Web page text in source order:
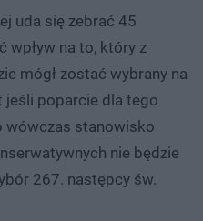
uda się zebrać 45
wpływ na to, który z
mógł zostać wybrany na
jeśli poparcie dla tego
wówczas stanowisko
nie będzie
267. następcy św.